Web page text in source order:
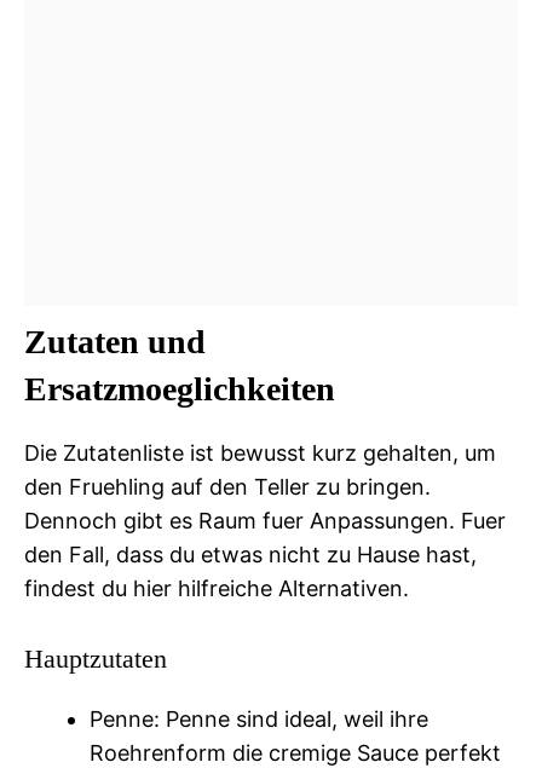
Zutaten und
Ersatzmoeglichkeiten
Die Zutatenliste ist bewusst kurz gehalten, um
den Fruehling auf den Teller zu bringen.
Dennoch gibt es Raum fuer Anpassungen. Fuer
den Fall, dass du etwas nicht zu Hause hast,
findest du hier hilfreiche Alternativen.
Hauptzutaten
Penne: Penne sind ideal, weil ihre
Roehrenform die cremige Sauce perfekt